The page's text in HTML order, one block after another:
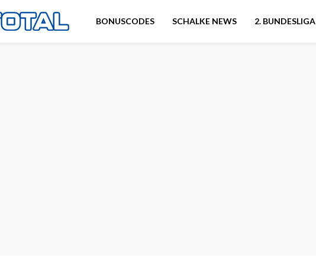
BONUSCODES SCHALKE NEWS 2. BUNDESLIGA